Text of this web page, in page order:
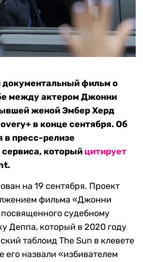
фильм о
между актером Джонни
женой Эмбер Херд
в конце сентября. Об
в пресс-релизе
сервиса, который цитирует
на 19 сентября. Проект
фильма «Джонни
судебному
Деппа, который в 2020 году
таблоид The Sun в клевете
его назвали «избивателем